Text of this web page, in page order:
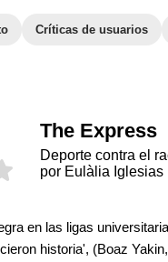
Críticas de usuarios
The Express
Deporte contra el
por Eulàlia Iglesias
en las ligas
historia', (Boaz